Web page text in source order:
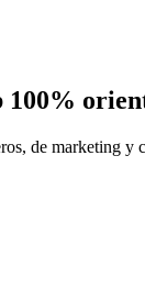
de marketing y